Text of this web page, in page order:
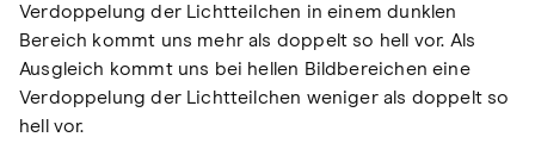
Verdoppelung der Lichtteilchen in einem dunklen
Bereich kommt uns mehr als doppelt so hell vor. Als
Ausgleich kommt uns bei hellen Bildbereichen eine
Verdoppelung der Lichtteilchen weniger als doppelt so
hell vor.